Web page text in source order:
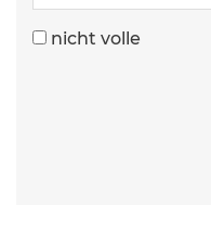
nicht volle